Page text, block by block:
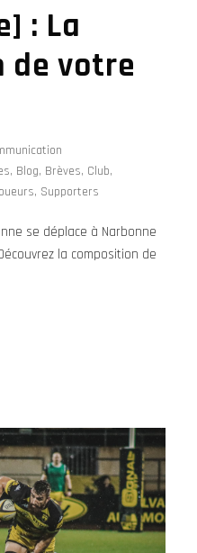
: La
de votre
, Blog, Brèves, Club,
, Supporters
se déplace à Narbonne
la composition de